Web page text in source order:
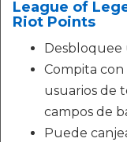
League of
Riot Points
Desbloquee
Compita
usuarios de
campos de
Puede